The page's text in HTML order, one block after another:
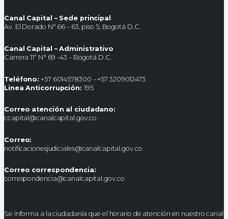
Canal Capital – Sede principal
Av. El Dorado N° 66 – 63, piso 5, Bogotá D.C.
Canal Capital – Administrativo
Carrera 11ª N° 69 -43 – Bogotá D.C.
Teléfono: +57 6014578300 – +57 3209012473
Linea Anticorrupción: 195
Correo atención al ciudadano:
ccapital@canalcapital.gov.co
Correo:
notificacionesjudiciales@canalcapital.gov.co
Correo correspondencia:
correspondencia@canalcapital.gov.co
Se informa a la ciudadanía que el horario de atención en nuestro canal